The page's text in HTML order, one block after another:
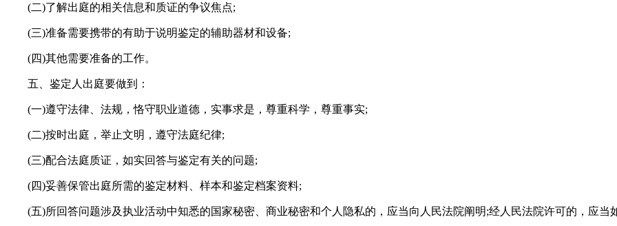
(二)了解出庭的相关信息和质证的争议焦点;
(三)准备需要携带的有助于说明鉴定的辅助器材和设备;
(四)其他需要准备的工作。
五、鉴定人出庭要做到：
(一)遵守法律、法规，恪守职业道德，实事求是，尊重科学，尊重事实;
(二)按时出庭，举止文明，遵守法庭纪律;
(三)配合法庭质证，如实回答与鉴定有关的问题;
(四)妥善保管出庭所需的鉴定材料、样本和鉴定档案资料;
(五)所回答问题涉及执业活动中知悉的国家秘密、商业秘密和个人隐私的，应当向人民法院阐明;经人民法院许可的，应当